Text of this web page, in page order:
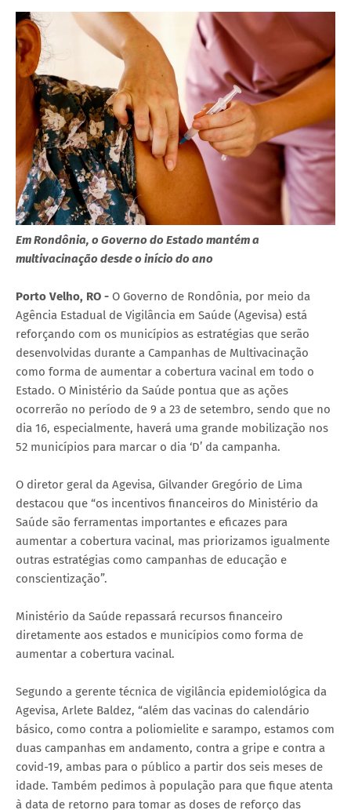
Em Rondônia, o Governo do Estado mantém a
multivacinação desde o início do ano
Porto Velho, RO - O Governo de Rondônia, por meio da
Agência Estadual de Vigilância em Saúde (Agevisa) está
reforçando com os municípios as estratégias que serão
desenvolvidas durante a Campanhas de Multivacinação
como forma de aumentar a cobertura vacinal em todo o
Estado. O Ministério da Saúde pontua que as ações
ocorrerão no período de 9 a 23 de setembro, sendo que no
dia 16, especialmente, haverá uma grande mobilização nos
52 municípios para marcar o dia ‘D’ da campanha.
O diretor geral da Agevisa, Gilvander Gregório de Lima
destacou que “os incentivos financeiros do Ministério da
Saúde são ferramentas importantes e eficazes para
aumentar a cobertura vacinal, mas priorizamos igualmente
outras estratégias como campanhas de educação e
conscientização”.
Ministério da Saúde repassará recursos financeiro
diretamente aos estados e municípios como forma de
aumentar a cobertura vacinal.
Segundo a gerente técnica de vigilância epidemiológica da
Agevisa, Arlete Baldez, “além das vacinas do calendário
básico, como contra a poliomielite e sarampo, estamos com
duas campanhas em andamento, contra a gripe e contra a
covid-19, ambas para o público a partir dos seis meses de
idade. Também pedimos à população para que fique atenta
à data de retorno para tomar as doses de reforço das